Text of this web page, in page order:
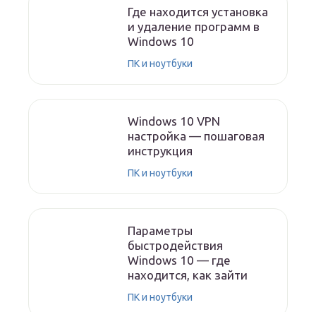
Где находится установка
и удаление программ в
Windows 10
ПК и ноутбуки
Windows 10 VPN
настройка — пошаговая
инструкция
ПК и ноутбуки
Параметры
быстродействия
Windows 10 — где
находится, как зайти
ПК и ноутбуки